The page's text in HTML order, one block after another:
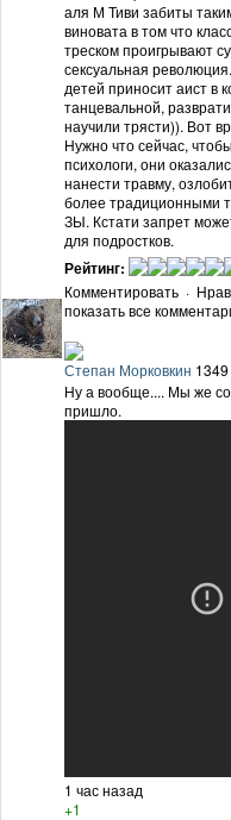
аля М Тиви забиты
виновата в том что
треском проигрывают
сексуальная
детей приносит аист в
танцевальной,
научили трясти)). Вот
Нужно что сейчас,
психологи, они
нанести травму,
более традиционными
ЗЫ. Кстати запрет
для подростков.
Рейтинг:
Комментировать ·
показать все
Степан Морковкин 1349
Ну а вообще.... Мы же
пришло.
1 час назад
+1